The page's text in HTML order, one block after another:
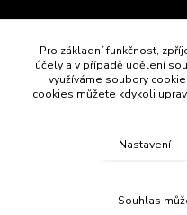
Pro základní funkčnost,
účely a v případě udělení
využíváme soubory
cookies můžete kdykoli
Nastavení
Souhlas